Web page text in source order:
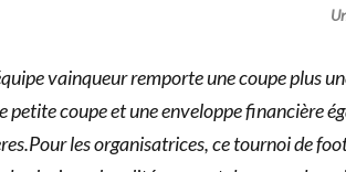
vainqueur remporte une coupe plus
petite coupe et une enveloppe financière
les organisatrices, ce tournoi de